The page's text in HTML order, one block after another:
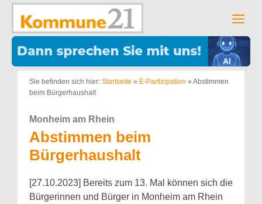
Zum
springen
Sie befinden sich hier: Startseite » E-Partizipation » Abstimmen
beim Bürgerhaushalt
Monheim am Rhein
Abstimmen beim
Bürgerhaushalt
[27.10.2023] Bereits zum 13. Mal können sich die
Bürgerinnen und Bürger in Monheim am Rhein